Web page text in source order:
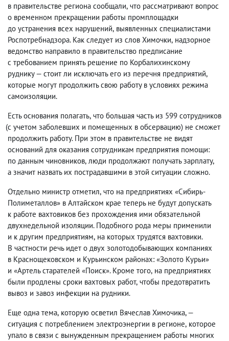
в правительстве региона сообщали, что рассматривают вопрос
о временном прекращении работы промплощадки
до устранения всех нарушений, выявленных специалистами
Роспотребнадзора. Как следует из слов Химочки, надзорное
ведомство направило в правительство предписание
с требованием принять решение по Корбалихинскому
руднику — стоит ли исключать его из перечня предприятий,
которые могут продолжить свою работу в условиях режима
самоизоляции.
Есть основания полагать, что большая часть из 599 сотрудников
(с учетом заболевших и помещенных в обсервацию) не сможет
продолжить работу. При этом в правительстве не видят
оснований для оказания сотрудникам предприятия помощи:
по данным чиновников, люди продолжают получать зарплату,
а значит назвать их пострадавшими в этой ситуации сложно.
Отдельно министр отметил, что на предприятиях «Сибирь-
Полиметаллов» в Алтайском крае теперь не будут допускать
к работе вахтовиков без прохождения ими обязательной
двухнедельной изоляции. Подобного рода меры применили
и к другим предприятиям, на которых трудятся вахтовики.
В частности речь идет о двух золотодобывающих компаниях
в Краснощековском и Курьинском районах: «Золото Курьи»
и «Артель старателей «Поиск». Кроме того, на предприятиях
были продлены сроки вахтовых работ, чтобы предотвратить
вывоз и завоз инфекции на рудники.
Еще одна тема, которую осветил Вячеслав Химочика, —
ситуация с потреблением электроэнергии в регионе, которое
упало в связи с вынужденным прекращением работы многих